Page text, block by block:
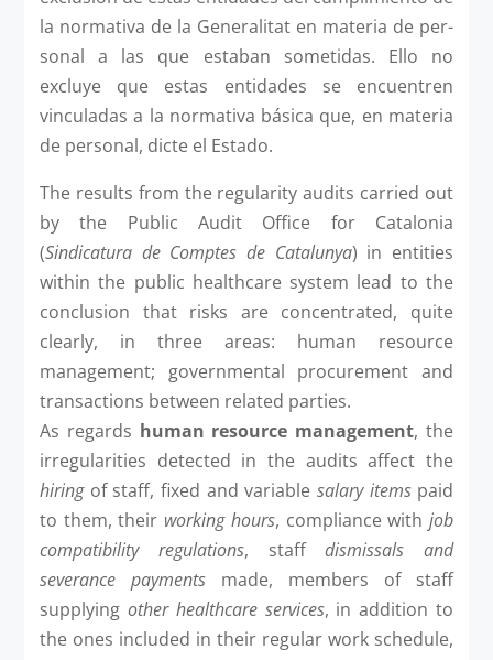
la normativa de la Generalitat en materia de per­
sonal a las que estaban sometidas. Ello no
excluye que estas entidades se encuentren
vinculadas a la normativa básica que, en materia
de personal, dicte el Estado.
The results from the regularity audits carried out
by the Public Audit Office for Catalonia
(Sindicatura de Comptes de Catalunya) in entities
within the public healthcare system lead to the
conclusion that risks are concentrated, quite
clearly, in three areas: human resource
management; governmental procure­ment and
transactions between related parties.
As regards human resource management, the
irregularities detected in the audits affect the
hiring of staff, fixed and variable salary itemspaid
to them, their working hours, compliance withjob
compatibility regulations, staffdismissals and
severance paymentsmade, members of staff
supplying other healthcare services, in addition to
the ones included in their regular work schedule,